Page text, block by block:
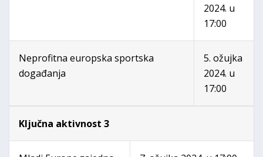
2024. u
17:00
Neprofitna europska sportska
događanja
5. ožujka
2024. u
17:00
Ključna aktivnost 3